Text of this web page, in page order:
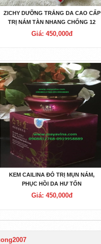
ZICHY DƯỠNG TRẮNG DA CAO CẤP
TRỊ NÁM TÀN NHANG CHỐNG 12
DẤU
Giá: 450,000đ
KEM CAILINA ĐỎ TRỊ MỤN NÁM,
PHỤC HỒI DA HƯ TỔN
Giá: 450,000đ